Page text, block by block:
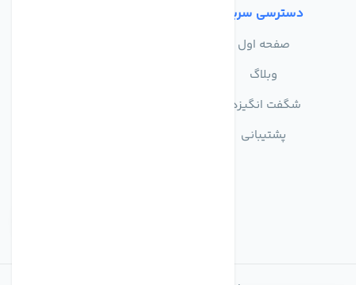
دسترسی سریع
صفحه اول
وبلاگ
شگفت انگیزها
پشتیبانی